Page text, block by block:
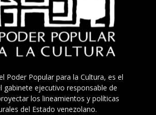
Poder Popular para la Cultura, es el
gabinete ejecutivo responsable de
los lineamientos y políticas
del Estado venezolano.